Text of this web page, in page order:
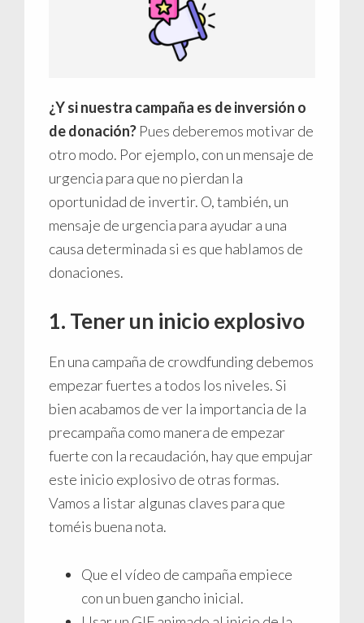
¿Y si nuestra campaña es de inversión o
de donación? Pues deberemos motivar de
otro modo. Por ejemplo, con un mensaje de
urgencia para que no pierdan la
oportunidad de invertir. O, también, un
mensaje de urgencia para ayudar a una
causa determinada si es que hablamos de
donaciones.
1. Tener un inicio explosivo
En una campaña de crowdfunding debemos
empezar fuertes a todos los niveles. Si
bien acabamos de ver la importancia de la
precampaña como manera de empezar
fuerte con la recaudación, hay que empujar
este inicio explosivo de otras formas.
Vamos a listar algunas claves para que
toméis buena nota.
Que el vídeo de campaña empiece
con un buen gancho inicial.